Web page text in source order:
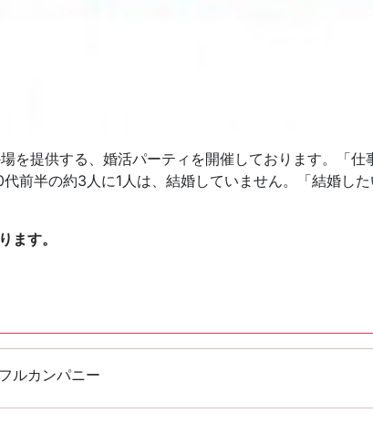
を提供する、婚活パーティを開催しております。「
前半の約3人に1人は、結婚していません。「結婚し
ます。
ルカンパニー